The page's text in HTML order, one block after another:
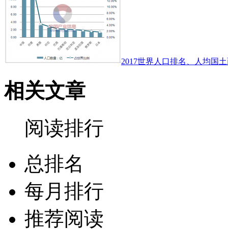
2017世界人口排名、人均国
相关文章
阅读排行
总排名
每月排行
推荐阅读